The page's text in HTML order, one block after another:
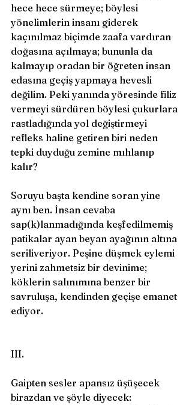
hece hece sürmeye; böylesi
yönelimlerin insanı giderek
kaçınılmaz biçimde zaafa vardıran
doğasına açılmaya; bununla da
kalmayıp oradan bir öğreten insan
edasına geçiş yapmaya hevesli
değilim. Peki yanında yöresinde filiz
vermeyi sürdüren böylesi çukurlara
rastladığında yol değiştirmeyi
refleks haline getiren biri neden
tepki duyduğu zemine mıhlanıp
kalır?
Soruyu başta kendine soran yine
aynı ben. İnsan cevaba
sap(k)lanmadığında keşfedilmemiş
patikalar ayan beyan ayağının altına
seriliveriyor. Peşine düşmek eylemi
yerini zahmetsiz bir devinime;
köklerin salınımına benzer bir
savruluşa, kendinden geçişe emanet
ediyor.
III.
Gaipten sesler apansız üşüşecek
birazdan ve şöyle diyecek: